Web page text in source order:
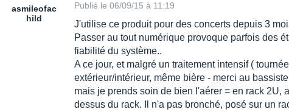
asmileofac
hild
Publié le 06/09/15 à 11:19
J'utilise ce produit pour des concerts depuis 3
Passer au tout numérique provoque parfois des
fiabilité du système..
A ce jour, et malgré un traitement intensif (
extérieur/intérieur, même bière - merci au bassiste
mais je prends soin de bien l'aérer = en rack 2U,
dessus du rack. Il n'a pas bronché, posé sur un